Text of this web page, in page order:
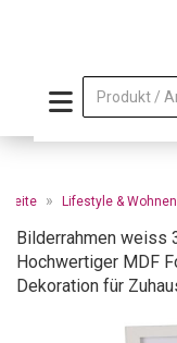
» Lifestyle & Wohnen
Bilderrahmen weiss
Hochwertiger MDF
Dekoration für